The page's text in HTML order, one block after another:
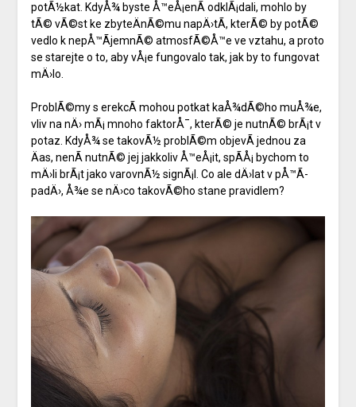
potÃ½kat. KdyÅ¾ byste Å™eÅ¡enÃ­ odklÃ¡dali, mohlo by
tÃ© vÃ©st ke zbyteÄnÃ©mu napÄ›tÃ­, kterÃ© by potÃ©
vedlo k nepÅ™Ã­jemnÃ© atmosfÃ©Å™e ve vztahu, a proto
se starejte o to, aby vÅ¡e fungovalo tak, jak by to fungovat
mÄ›lo.
ProblÃ©my s erekcÃ­ mohou potkat kaÅ¾dÃ©ho muÅ¾e,
vliv na nÄ› mÃ¡ mnoho faktorÅ¯, kterÃ© je nutnÃ© brÃ¡t v
potaz. KdyÅ¾ se takovÃ½ problÃ©m objevÃ­ jednou za
Äas, nenÃ­ nutnÃ© jej jakkoliv Å™eÅ¡it, spÃ­Å¡ bychom to
mÄ›li brÃ¡t jako varovnÃ½ signÃ¡l. Co ale dÄ›lat v pÅ™Ã­
padÄ›, Å¾e se nÄ›co takovÃ©ho stane pravidlem?